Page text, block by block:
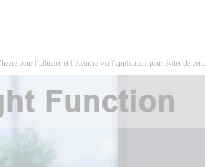
pour l’allumer et l’éteindre via l’application pour éviter de